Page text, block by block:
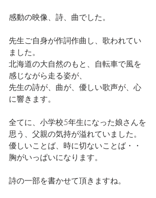
感動の映像、詩、曲でした。
先生ご自身が作詞作曲し、歌われてい
ました。
北海道の大自然のもと、自転車で風を
感じながら走る姿が、
先生の詩が、曲が、優しい歌声が、心
に響きます。
全てに、小学校5年生になった娘さんを
思う、父親の気持が溢れていました。
優しいことば、時に切ないことば・・
胸がいっぱいになります。
詩の一部を書かせて頂きますね。